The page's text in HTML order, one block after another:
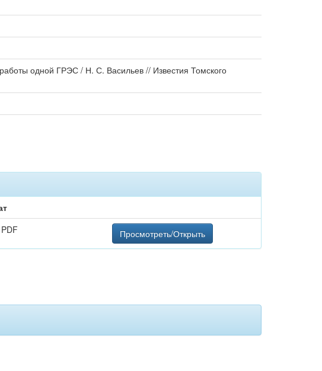
одной ГРЭС / Н. С. Васильев // Известия Томского
Просмотреть/Открыть